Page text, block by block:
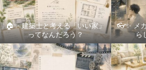
🏠✨ 建築士と考える「いい家」
ってなんだろう？
👓✨ メ
ら